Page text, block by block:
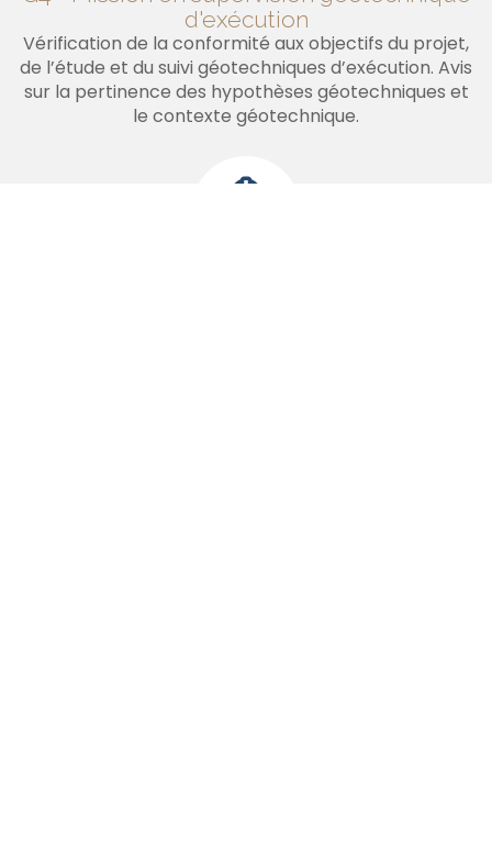
d'exécution
Vérification de la conformité aux objectifs du projet,
de l’étude et du suivi géotechniques d’exécution. Avis
sur la pertinence des hypothèses géotechniques et
le contexte géotechnique.